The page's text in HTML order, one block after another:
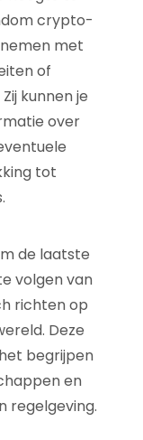
crypto-
met
of
kunnen je
over
tot
de laatste
volgen van
richten op
Deze
begrijpen
en
regelgeving.